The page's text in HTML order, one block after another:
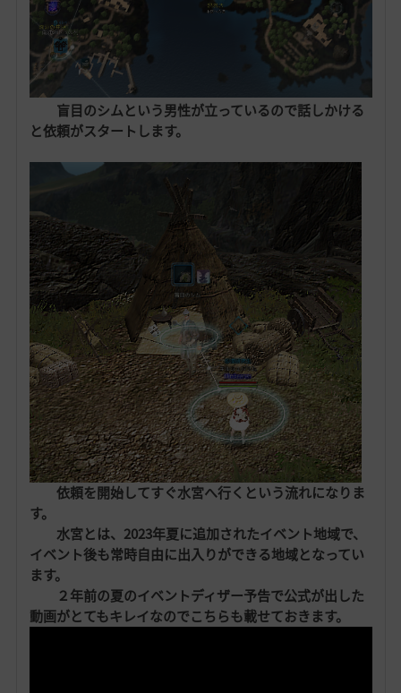
盲目のシムという男性が立っているので話しかける
と依頼がスタートします。
依頼を開始してすぐ水宮へ行くという流れになりま
す。
水宮とは、2023年夏に追加されたイベント地域で、
イベント後も常時自由に出入りができる地域となってい
ます。
２年前の夏のイベントディザー予告で公式が出した
動画がとてもキレイなのでこちらも載せておきます。